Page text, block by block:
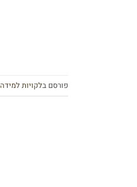
פורסם בלקויות למידה